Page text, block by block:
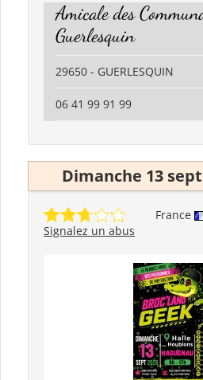
Amicale des
Guerlesquin
29650 - GUERLESQUIN
06 41 99 91 99
Dimanche 13
France
Signalez un abus